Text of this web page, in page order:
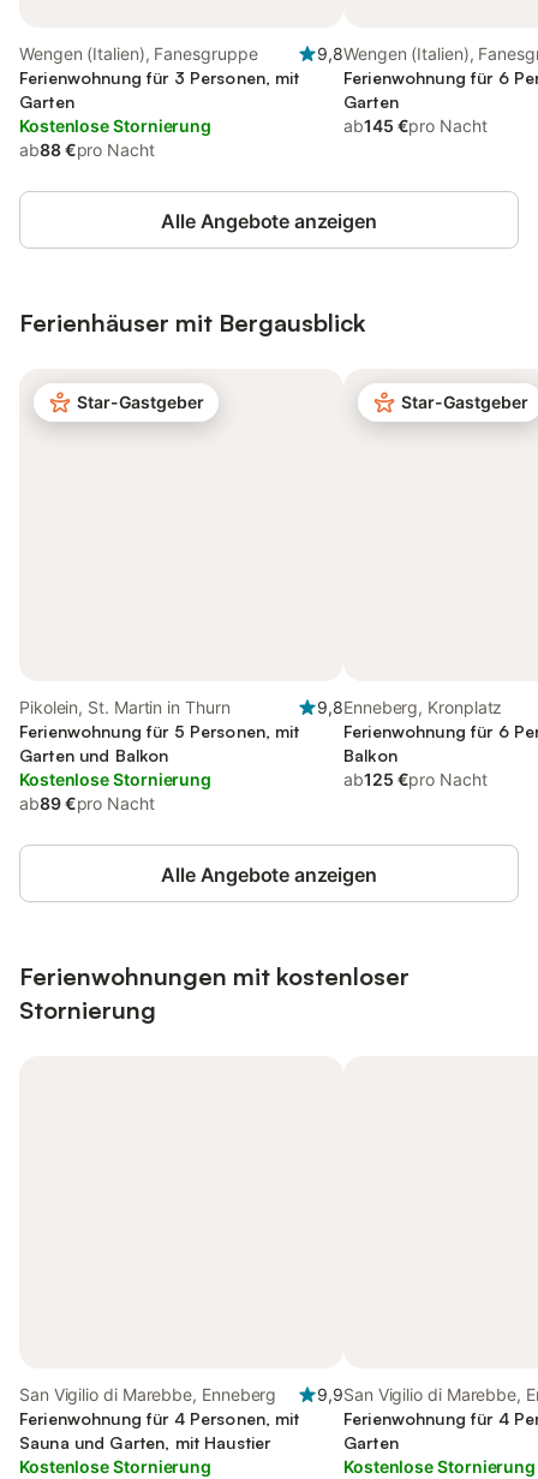
Wengen (Italien), Fanesgruppe
9,8
Ferienwohnung für 3 Personen, mit
Garten
Kostenlose Stornierung
ab88 €pro Nacht
Wengen (Italien),
Ferienwohnung für 6
Garten
ab145 €pro Nacht
Alle Angebote anzeigen
Ferienhäuser mit Bergausblick
Star-Gastgeber
Pikolein, St. Martin in Thurn
9,8
Ferienwohnung für 5 Personen, mit
Garten und Balkon
Kostenlose Stornierung
ab89 €pro Nacht
Star-Gastgeber
Enneberg, Kronplatz
Ferienwohnung für 6
Balkon
ab125 €pro Nacht
Alle Angebote anzeigen
Ferienwohnungen mit kostenloser
Stornierung
San Vigilio di Marebbe, Enneberg
9,9
Ferienwohnung für 4 Personen, mit
Sauna und Garten, mit Haustier
Kostenlose Stornierung
San Vigilio di Marebbe,
Ferienwohnung für 4
Garten
Kostenlose Stornierung